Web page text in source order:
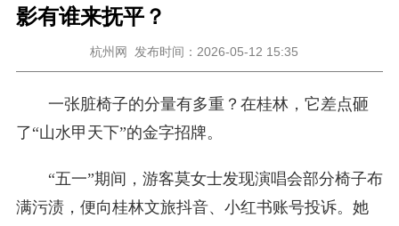
影有谁来抚平？
杭州网 发布时间：2026-05-12 15:35
一张脏椅子的分量有多重？在桂林，它差点砸
了“山水甲天下”的金字招牌。
“五一”期间，游客莫女士发现演唱会部分椅子布
满污渍，便向桂林文旅抖音、小红书账号投诉。她